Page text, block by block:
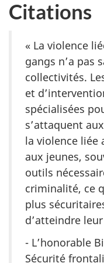
Citations
« La violence
gangs n’a pas
collectivités.
et
spécialisées
s’attaquent
la violence liée
aux jeunes,
outils
criminalité, ce
plus
d’atteindre
- L’honorable
Sécurité